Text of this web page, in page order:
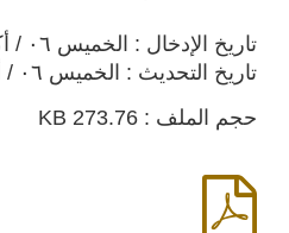
تاريخ الإدخال : الخميس ٠٦ / أكتوبر / ٢٠١١
تاريخ التحديث : الخميس ٠٦ / أكتوبر / ٢٠١١
حجم الملف : 273.76 KB